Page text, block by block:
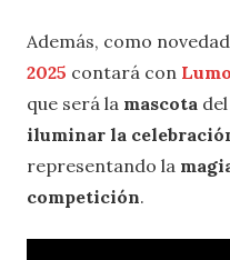
Además, como
2025 contará con Lumo
que será la mascota
iluminar la
representando la
competición.